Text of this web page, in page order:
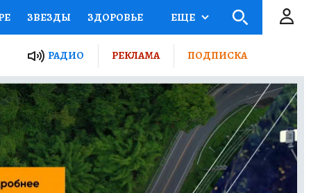
ЗВЕЗДЫ ЗДОРОВЬЕ
ПРОЕКТЫ РОССИИ
ПУТЕВОДИТЕЛЬ
ТУРИЗМ
ВСЕ О КП РАДИО КП
ЕЩЕ
РАДИО РЕКЛАМА ПОДПИСКА